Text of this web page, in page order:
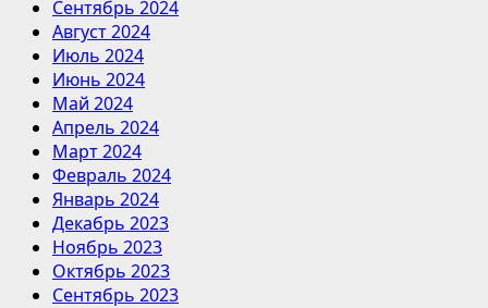
Сентябрь 2024
Август 2024
Июль 2024
Июнь 2024
Май 2024
Апрель 2024
Март 2024
Февраль 2024
Январь 2024
Декабрь 2023
Ноябрь 2023
Октябрь 2023
Сентябрь 2023